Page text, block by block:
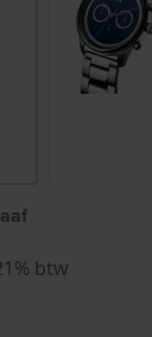
btw